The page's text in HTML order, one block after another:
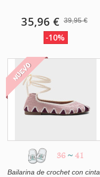
35,96 € 39,95 €
-10%
NUEVO
36 ~ 41
Bailarina de crochet con